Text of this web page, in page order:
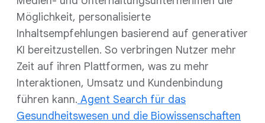
Möglichkeit, personalisierte
Inhaltsempfehlungen basierend auf generativer
KI bereitzustellen. So verbringen Nutzer mehr
Zeit auf ihren Plattformen, was zu mehr
Interaktionen, Umsatz und Kundenbindung
führen kann. Agent Search für das
Gesundheitswesen und die Biowissenschaften